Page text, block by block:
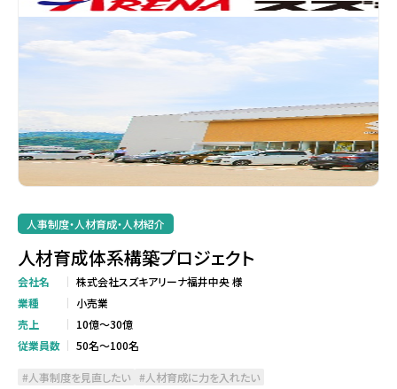
人事制度・人材育成・人材紹介
人材育成体系構築プロジェクト
会社名
株式会社スズキアリーナ福井中央 様
業種
小売業
売上
10億～30億
従業員数
50名～100名
人事制度を見直したい 人材育成に力を入れたい